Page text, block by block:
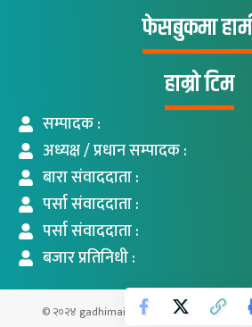
फेसबुकमा
हाम्रो टिम
सम्पादक :
अध्यक्ष / प्रधान सम्पादक :
बारा संवाददाता :
पर्सा संवाददाता :
पर्सा संवाददाता :
बजार प्रतिनिधी :
© २०२४ gadhimaikhabar.com सर्वाधिकार